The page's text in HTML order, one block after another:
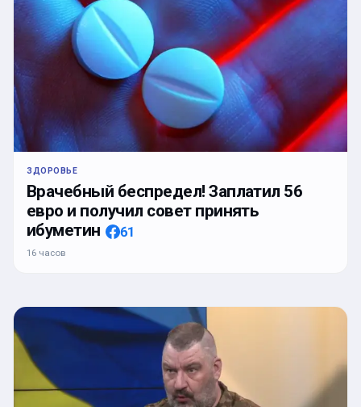
ЗДОРОВЬЕ
Врачебный беспредел! Заплатил 56
евро и получил совет принять
ибуметин
61
16 часов